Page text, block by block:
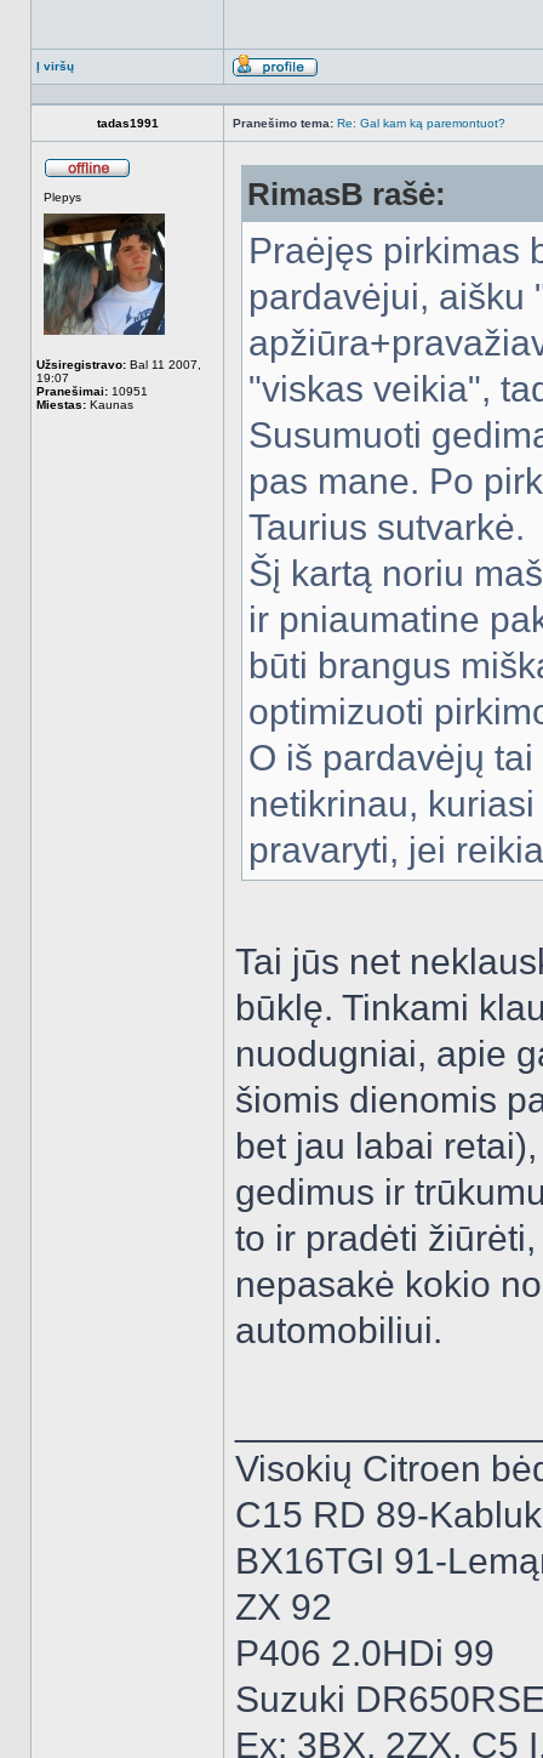
Į viršų
Aprašymas
tadas1991 Pranešimo tema: Re: Gal kam ką paremontuot?
Plepys
Užsiregistravo: Bal 11 2007,
19:07
Pranešimai: 10951
Miestas: Kaunas
RimasB rašė:
Praėjęs pirkimas
pardavėjui, aišku
"viskas veikia",
Susumuoti
pas mane. Po
Taurius sutvarkė.
Šį kartą noriu
ir pniaumatine
būti brangus
optimizuoti
O iš pardavėjų
netikrinau,
pravaryti, jei
Tai jūs net
būklę. Tinkami
nuodugniai, apie
šiomis dienomis
bet jau labai
gedimus ir
to ir pradėti
nepasakė kokio
automobiliui.
Visokių Citroen
C15 RD 89-
BX16TGI 91-
ZX 92
P406 2.0HDi 99
Suzuki
Ex: 3BX, 2ZX, C5